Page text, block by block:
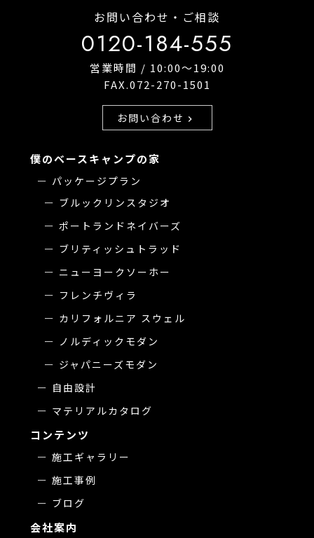
お問い合わせ・ご相談
0120-184-555
営業時間 / 10:00〜19:00
FAX.072-270-1501
お問い合わせ chevron_right
僕のベースキャンプの家
パッケージプラン
ブルックリンスタジオ
ポートランドネイバーズ
ブリティッシュトラッド
ニューヨークソーホー
フレンチヴィラ
カリフォルニア スウェル
ノルディックモダン
ジャパニーズモダン
自由設計
マテリアルカタログ
コンテンツ
施工ギャラリー
施工事例
ブログ
会社案内